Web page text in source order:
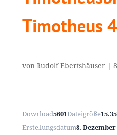
Timotheus 4
von Rudolf Ebertshäuser|
Download5601Dateigröße
Erstellungsdatum8. Dezember